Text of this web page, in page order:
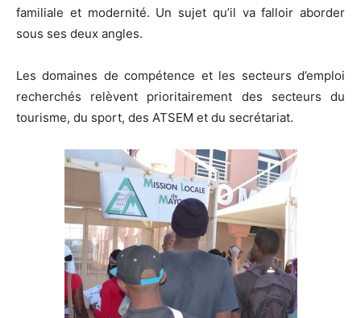
familiale et modernité. Un sujet qu’il va falloir aborder
sous ses deux angles.
Les domaines de compétence et les secteurs d’emploi
recherchés relèvent prioritairement des secteurs du
tourisme, du sport, des ATSEM et du secrétariat.